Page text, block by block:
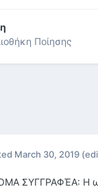
Ποίησης
March 30, 2019
ΣΥΓΓΡΑΦΈΑ: Η